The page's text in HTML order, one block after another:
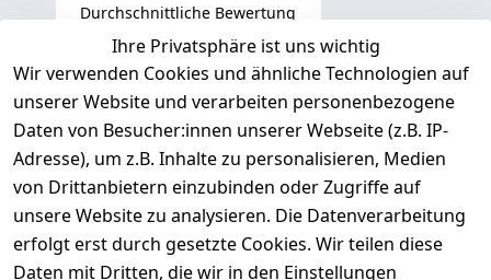
Durchschnittliche Bewertung
0
Basierend auf 0 Bewertung(en)
Bewertung abgeben
5
( 0
)
4
( 0
)
( 0
Ihre Privatsphäre ist uns wichtig
Wir verwenden Cookies und ähnliche Technologien auf
unserer Website und verarbeiten personenbezogene
Daten von Besucher:innen unserer Webseite (z.B. IP-
Adresse), um z.B. Inhalte zu personalisieren, Medien
von Drittanbietern einzubinden oder Zugriffe auf
unsere Website zu analysieren. Die Datenverarbeitung
erfolgt erst durch gesetzte Cookies. Wir teilen diese
Daten mit Dritten, die wir in den Einstellungen